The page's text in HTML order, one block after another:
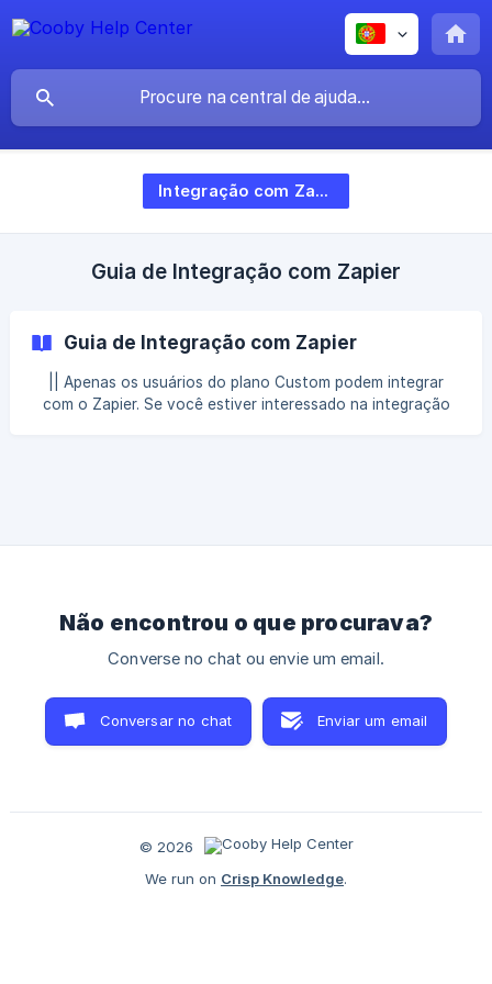
Integração com Zapier
Guia de Integração com Zapier
Guia de Integração com Zapier
|| Apenas os usuários do plano Custom podem integrar
com o Zapier. Se você estiver interessado na integração
Não encontrou o que procurava?
Converse no chat ou envie um email.
Conversar no chat Enviar um email
© 2026
We run on Crisp Knowledge.